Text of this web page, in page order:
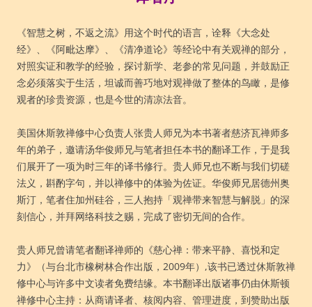
《智慧之树，不返之流》用这个时代的语言，诠释《大念处
经》、《阿毗达摩》、《清净道论》等经论中有关观禅的部分，
对照实证和教学的经验，探讨新学、老参的常见问题，并鼓励正
念必须落实于生活，坦诚而善巧地对观禅做了整体的鸟瞰，是修
观者的珍贵资源，也是今世的清凉法音。
美国休斯敦禅修中心负责人张贵人师兄为本书著者慈济瓦禅师多
年的弟子，邀请汤华俊师兄与笔者担任本书的翻译工作，于是我
们展开了一项为时三年的译书修行。贵人师兄也不断与我们切磋
法义，斟酌字句，并以禅修中的体验为佐证。华俊师兄居德州奥
斯汀，笔者住加州硅谷，三人抱持「观禅带来智慧与解脱」的深
刻信心，并拜网络科技之赐，完成了密切无间的合作。
贵人师兄曾请笔者翻译禅师的《慈心禅：带来平静、喜悦和定
力》（与台北市橡树林合作出版，2009年）,该书已透过休斯敦禅
修中心与许多中文读者免费结缘。本书翻译出版诸事仍由休斯顿
禅修中心主持：从商请译者、核阅内容、管理进度，到赞助出版